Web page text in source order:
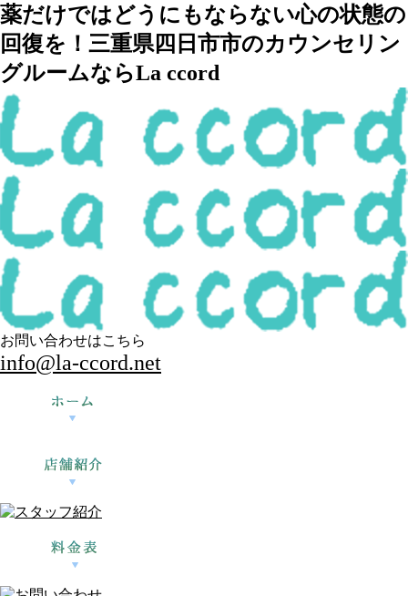
薬だけではどうにもならない心の状態の
回復を！三重県四日市市のカウンセリン
グルームならLa ccord
お問い合わせはこちら
info@la-ccord.net